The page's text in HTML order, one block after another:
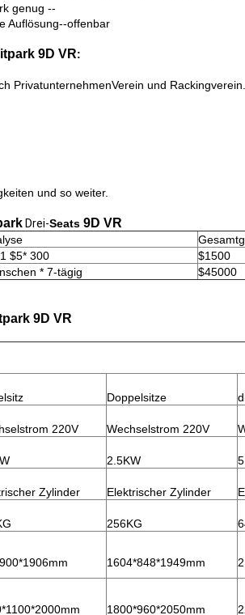
genug --
Auflösung--offenbar
9D VR:
PrivatunternehmenVerein und Rackingverein.
und so weiter.
Drei-Seats 9D VR
$5* 300
$1500
* 7-tägig $45000
9D VR
Doppelsitze
220V Wechselstrom 220V
2.5KW
Zylinder Elektrischer Zylinder
256KG
1604*848*1949mm
1800*960*2050mm